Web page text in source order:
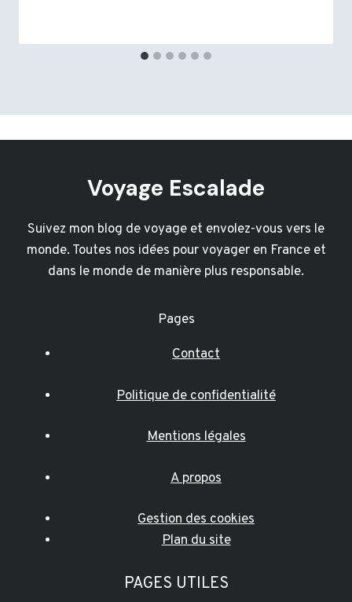
Voyage Escalade
Suivez mon blog de voyage et envolez-vous vers le
monde. Toutes nos idées pour voyager en France et
dans le monde de manière plus responsable.
Pages
Contact
Politique de confidentialité
Mentions légales
A propos
Gestion des cookies
Plan du site
PAGES UTILES